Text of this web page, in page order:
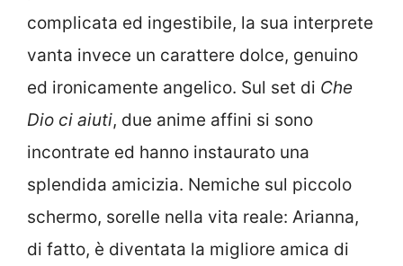
complicata ed ingestibile, la sua interprete
vanta invece un carattere dolce, genuino
ed ironicamente angelico. Sul set di Che
Dio ci aiuti, due anime affini si sono
incontrate ed hanno instaurato una
splendida amicizia. Nemiche sul piccolo
schermo, sorelle nella vita reale: Arianna,
di fatto, è diventata la migliore amica di